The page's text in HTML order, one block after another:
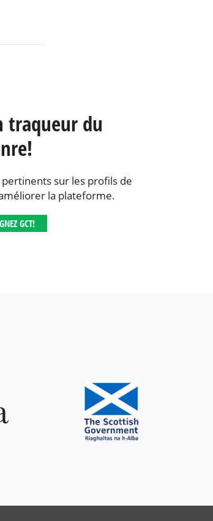
traqueur du
sur les profils de
la plateforme.
GCT!